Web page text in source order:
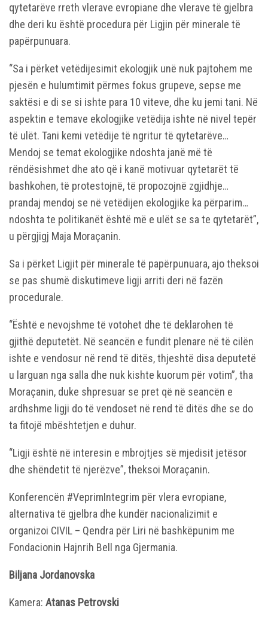
qytetarëve rreth vlerave evropiane dhe vlerave të gjelbra
dhe deri ku është procedura për Ligjin për minerale të
papërpunuara.
“Sa i përket vetëdijesimit ekologjik unë nuk pajtohem me
pjesën e hulumtimit përmes fokus grupeve, sepse me
saktësi e di se si ishte para 10 viteve, dhe ku jemi tani. Në
aspektin e temave ekologjike vetëdija ishte në nivel tepër
të ulët. Tani kemi vetëdije të ngritur të qytetarëve…
Mendoj se temat ekologjike ndoshta janë më të
rëndësishmet dhe ato që i kanë motivuar qytetarët të
bashkohen, të protestojnë, të propozojnë zgjidhje…
prandaj mendoj se në vetëdijen ekologjike ka përparim…
ndoshta te politikanët është më e ulët se sa te qytetarët”,
u përgjigj Maja Moraçanin.
Sa i përket Ligjit për minerale të papërpunuara, ajo theksoi
se pas shumë diskutimeve ligji arriti deri në fazën
procedurale.
“Është e nevojshme të votohet dhe të deklarohen të
gjithë deputetët. Në seancën e fundit plenare në të cilën
ishte e vendosur në rend të ditës, thjeshtë disa deputetë
u larguan nga salla dhe nuk kishte kuorum për votim”, tha
Moraçanin, duke shpresuar se pret që në seancën e
ardhshme ligji do të vendoset në rend të ditës dhe se do
ta fitojë mbështetjen e duhur.
“Ligji është në interesin e mbrojtjes së mjedisit jetësor
dhe shëndetit të njerëzve”, theksoi Moraçanin.
Konferencën #VeprimIntegrim për vlera evropiane,
alternativa të gjelbra dhe kundër nacionalizimit e
organizoi CIVIL – Qendra për Liri në bashkëpunim me
Fondacionin Hajnrih Bell nga Gjermania.
Biljana Jordanovska
Kamera: Atanas Petrovski